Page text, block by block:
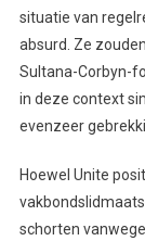
situatie van
absurd. Ze
Sultana-Corbyn-
in deze context
evenzeer
Hoewel Unite
schorten